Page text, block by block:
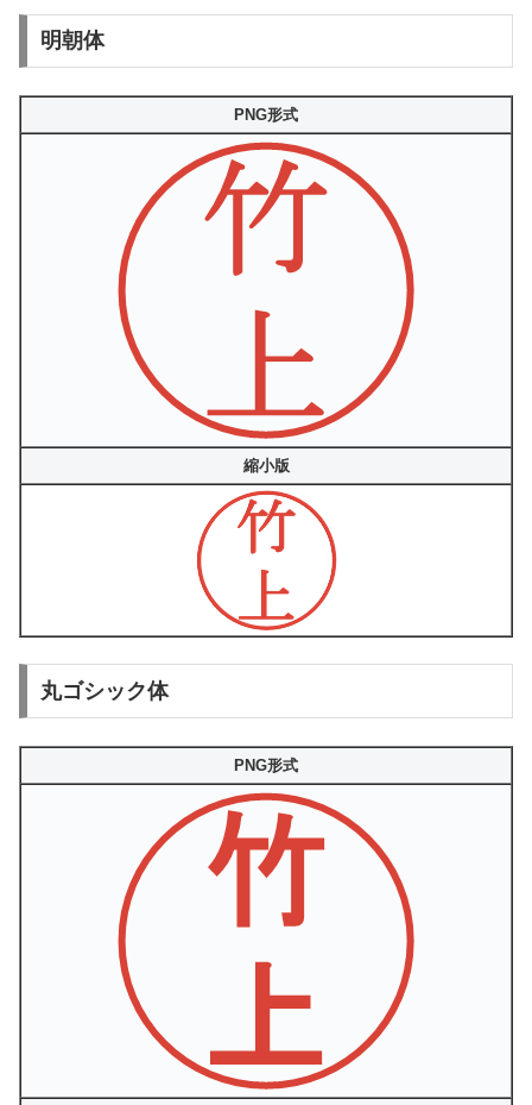
明朝体
PNG形式
縮小版
丸ゴシック体
PNG形式